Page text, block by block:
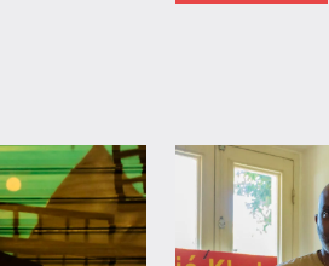
Cinéma
Culture